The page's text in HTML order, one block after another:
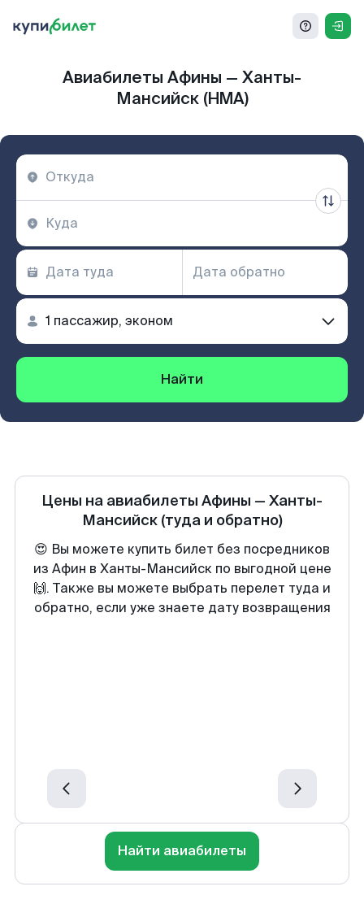
Авиабилеты Афины — Ханты-
Мансийск (HMA)
Найти
Цены на авиабилеты Афины — Ханты-
Мансийск (туда и обратно)
😍 Вы можете купить билет без посредников
из Афин в Ханты-Мансийск по выгодной цене
🙌. Также вы можете выбрать перелет туда и
обратно, если уже знаете дату возвращения
Найти авиабилеты